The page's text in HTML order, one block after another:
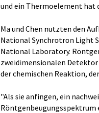
und ein Thermoelement hat
Ma und Chen nutzten den
National Synchrotron Light
National Laboratory.
zweidimensionalen
der chemischen Reaktion,
"Als sie anfingen, ein